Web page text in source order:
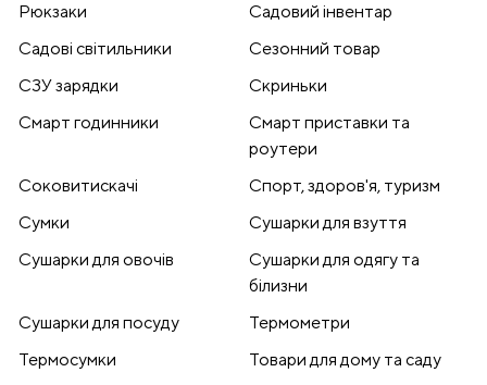
Рюкзаки
Садовий інвентар
Садові світильники
Сезонний товар
СЗУ зарядки
Скриньки
Смарт годинники
Смарт приставки та
роутери
Соковитискачі
Спорт, здоров'я, туризм
Сумки
Сушарки для взуття
Сушарки для овочів
Сушарки для одягу та
білизни
Сушарки для посуду
Термометри
Термосумки
Товари для дому та саду